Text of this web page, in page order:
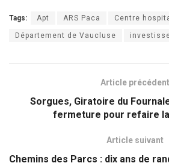
Tags: Apt ARS Paca Centre
Département de Vaucluse
Article précédent
Sorgues, Giratoire du
fermeture pour refaire
Article suivant
Chemins des Parcs : dix ans de